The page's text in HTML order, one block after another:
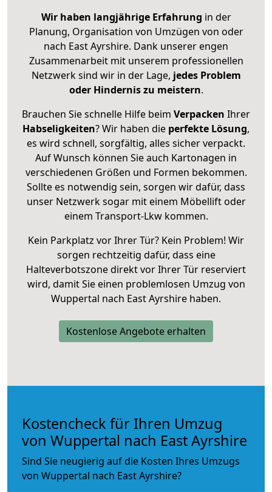
Wir haben langjährige Erfahrung in der
Planung, Organisation von Umzügen von oder
nach East Ayrshire. Dank unserer engen
Zusammenarbeit mit unserem professionellen
Netzwerk sind wir in der Lage, jedes Problem
oder Hindernis zu meistern.
Brauchen Sie schnelle Hilfe beim Verpacken Ihrer
Habseligkeiten? Wir haben die perfekte Lösung,
es wird schnell, sorgfältig, alles sicher verpackt.
Auf Wunsch können Sie auch Kartonagen in
verschiedenen Größen und Formen bekommen.
Sollte es notwendig sein, sorgen wir dafür, dass
unser Netzwerk sogar mit einem Möbellift oder
einem Transport-Lkw kommen.
Kein Parkplatz vor Ihrer Tür? Kein Problem! Wir
sorgen rechtzeitig dafür, dass eine
Halteverbotszone direkt vor Ihrer Tür reserviert
wird, damit Sie einen problemlosen Umzug von
Wuppertal nach East Ayrshire haben.
Kostenlose Angebote erhalten
Kostencheck für Ihren Umzug
von Wuppertal nach East Ayrshire
Sind Sie neugierig auf die Kosten Ihres Umzugs
von Wuppertal nach East Ayrshire?